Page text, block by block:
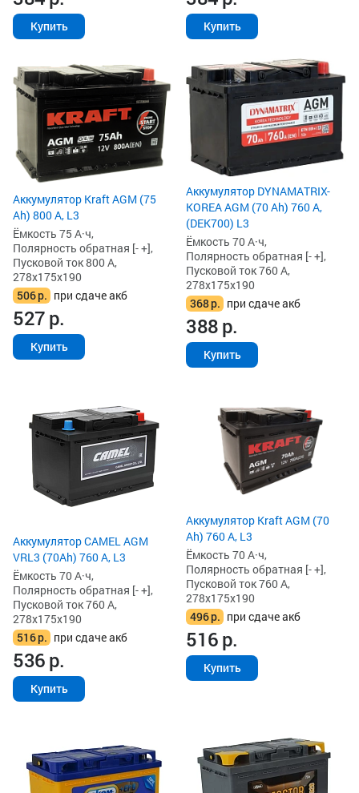
Купить Купить
Аккумулятор Kraft AGM (75
Ah) 800 А, L3
Ёмкость 75 А·ч,
Полярность обратная [- +],
Пусковой ток 800 А,
278x175x190
506р. при сдаче акб
527р.
Купить
Аккумулятор DYNAMATRIX-
KOREA AGM (70 Ah) 760 А,
(DEK700) L3
Ёмкость 70 А·ч,
Полярность обратная [- +],
Пусковой ток 760 А,
278x175x190
368р. при сдаче акб
388р.
Купить
Аккумулятор CAMEL AGM
VRL3 (70Ah) 760 А, L3
Ёмкость 70 А·ч,
Полярность обратная [- +],
Пусковой ток 760 А,
278x175x190
516р. при сдаче акб
536р.
Купить
Аккумулятор Kraft AGM (70
Ah) 760 А, L3
Ёмкость 70 А·ч,
Полярность обратная [- +],
Пусковой ток 760 А,
278x175x190
496р. при сдаче акб
516р.
Купить